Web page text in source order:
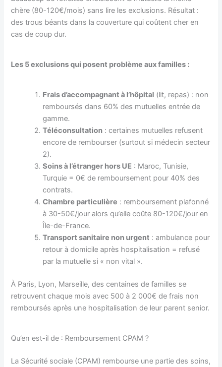
chère (80-120€/mois) sans lire les exclusions. Résultat :
des trous béants dans la couverture qui coûtent cher en
cas de coup dur.
Les 5 exclusions qui posent problème aux familles :
Frais d’accompagnant à l’hôpital (lit, repas) : non
remboursés dans 60% des mutuelles entrée de
gamme.
Téléconsultation : certaines mutuelles refusent
encore de rembourser (surtout si médecin secteur
2).
Soins à l’étranger hors UE : Maroc, Tunisie,
Turquie = 0€ de remboursement pour 40% des
contrats.
Chambre particulière : remboursement plafonné
à 30-50€/jour alors qu’elle coûte 80-120€/jour en
Île-de-France.
Transport sanitaire non urgent : ambulance pour
retour à domicile après hospitalisation = refusé
par la mutuelle si « non vital ».
À Paris, Lyon, Marseille, des centaines de familles se
retrouvent chaque mois avec 500 à 2 000€ de frais non
remboursés après une hospitalisation de leur parent senior.
Qu’en est-il de : Remboursement CPAM ?
La Sécurité sociale (CPAM) rembourse une partie des soins,